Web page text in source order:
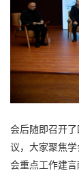
会后随即召开
议，大家聚焦
会重点工作建言